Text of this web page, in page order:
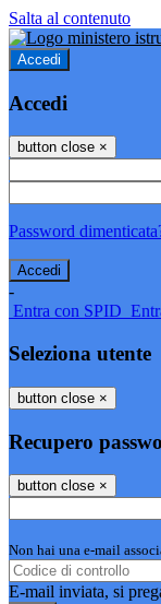
Salta al contenuto
Accedi
Accedi
button close ×
Password
-
Entra con SPID
Seleziona utente
button close ×
Recupero
button close ×
Non hai una e-mail
E-mail inviata, si